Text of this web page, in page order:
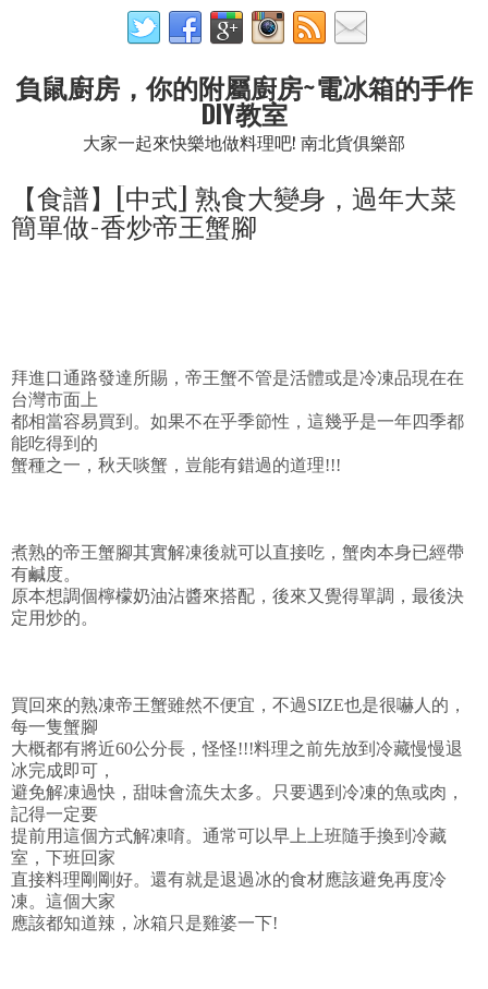
負鼠廚房，你的附屬廚房~電冰箱的手作
DIY教室
大家一起來快樂地做料理吧! 南北貨俱樂部
【食譜】[中式] 熟食大變身，過年大菜
簡單做-香炒帝王蟹腳
拜進口通路發達所賜，帝王蟹不管是活體或是冷凍品現在在
台灣市面上
都相當容易買到。如果不在乎季節性，這幾乎是一年四季都
能吃得到的
蟹種之一，秋天啖蟹，豈能有錯過的道理!!!
煮熟的帝王蟹腳其實解凍後就可以直接吃，蟹肉本身已經帶
有鹹度。
原本想調個檸檬奶油沾醬來搭配，後來又覺得單調，最後決
定用炒的。
買回來的熟凍帝王蟹雖然不便宜，不過SIZE也是很嚇人的，
每一隻蟹腳
大概都有將近60公分長，怪怪!!!料理之前先放到冷藏慢慢退
冰完成即可，
避免解凍過快，甜味會流失太多。只要遇到冷凍的魚或肉，
記得一定要
提前用這個方式解凍唷。通常可以早上上班隨手換到冷藏
室，下班回家
直接料理剛剛好。還有就是退過冰的食材應該避免再度冷
凍。這個大家
應該都知道辣，冰箱只是雞婆一下!